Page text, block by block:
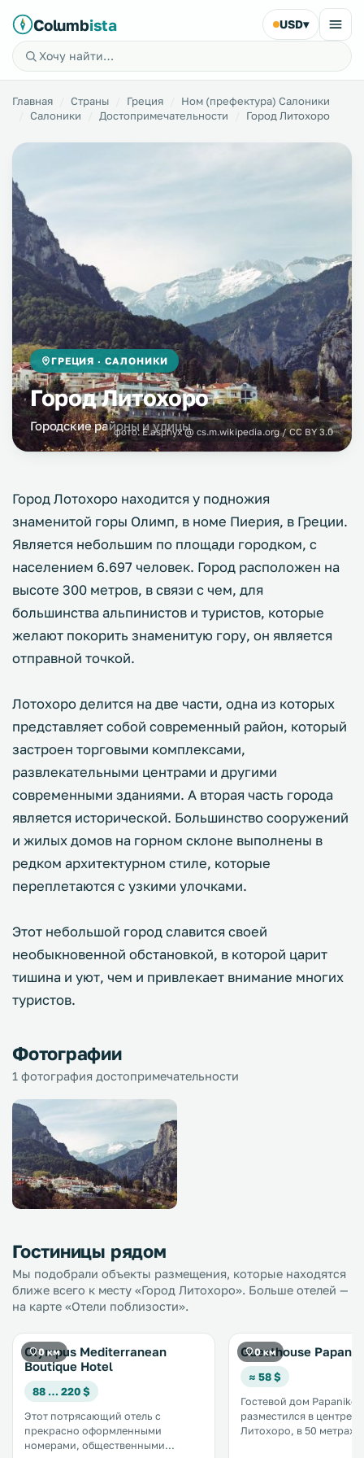
Columbista USD▾
Главная Страны Греция
Ном (префектура) Салоники
Салоники
Достопримечательности Город Литохоро
ГРЕЦИЯ · САЛОНИКИ
Город Литохоро
Городские районы и улицы
фото:E.asphyx @ cs.m.wikipedia.org / CC BY 3.0
Город Лотохоро находится у подножия
знаменитой горы Олимп, в номе Пиерия, в Греции.
Является небольшим по площади городком, с
населением 6.697 человек. Город расположен на
высоте 300 метров, в связи с чем, для
большинства альпинистов и туристов, которые
желают покорить знаменитую гору, он является
отправной точкой.
Лотохоро делится на две части, одна из которых
представляет собой современный район, который
застроен торговыми комплексами,
развлекательными центрами и другими
современными зданиями. А вторая часть города
является исторической. Большинство сооружений
и жилых домов на горном склоне выполнены в
редком архитектурном стиле, которые
переплетаются с узкими улочками.
Этот небольшой город славится своей
необыкновенной обстановкой, в которой царит
тишина и уют, чем и привлекает внимание многих
туристов.
Фотографии
1 фотография достопримечательности
Гостиницы рядом
Мы подобрали объекты размещения, которые находятся
ближе всего к месту «Город Литохоро». Больше отелей —
на карте «Отели поблизости».
0 км
Olympus Mediterranean
Boutique Hotel
88 … 220 $
Этот потрясающий отель с
прекрасно оформленными
номерами, общественными
0 км
Guesthouse
≈ 58 $
Гостевой дом
разместился в центре
Литохоро, в 50 метрах